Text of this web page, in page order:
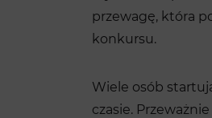
przewagę, która
konkursu.
Wiele osób
czasie.